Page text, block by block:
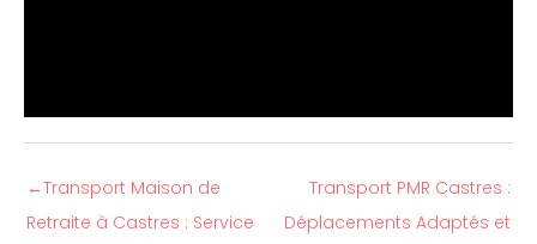
←Transport Maison de
Retraite à Castres : Service
Transport PMR Castres :
Déplacements Adaptés et